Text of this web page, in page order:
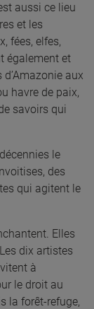
aussi ce lieu
et les
fées, elfes,
également et
aux
havre de paix,
savoirs qui
le
des
qui agitent le
Elles
Les dix artistes
à
le droit au
la forêt-refuge,